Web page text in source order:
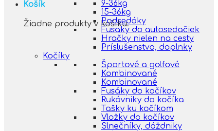
Košík
Žiadne produkty v košíku.
9-36kg
15-36kg
Podsedáky
Fusaky do autosedačiek
Hračky nielen na cesty
Príslušenstvo, doplnky
Kočíky
Športové a golfové
Kombinované
Kombinované
Fusáky do kočíkov
Rukávniky do kočíka
Tašky ku kočíkom
Vložky do kočíkov
Slnečníky, dáždniky